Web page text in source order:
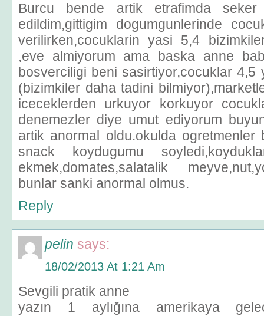
Burcu bende artik etrafimda
edildim,gittigim dogumgunlerinde
verilirken,cocuklarin yasi 5,4
,eve almiyorum ama baska anne
bosverciligi beni sasirtiyor,cocuklar 4,5
(bizimkiler daha tadini
iceceklerden urkuyor korkuyor
denemezler diye umut ediyorum
artik anormal oldu.okulda
snack koydugumu
ekmek,domates,salatalik
bunlar sanki anormal olmus.
Reply
pelin says:
18/02/2013 At 1:21 Am
Sevgili pratik anne
yazın 1 aylığına amerikaya